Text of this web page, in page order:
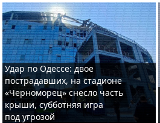
Удар по Одессе: двое
пострадавших, на стадионе
«Черноморец» снесло часть
крыши, субботняя игра
под угрозой